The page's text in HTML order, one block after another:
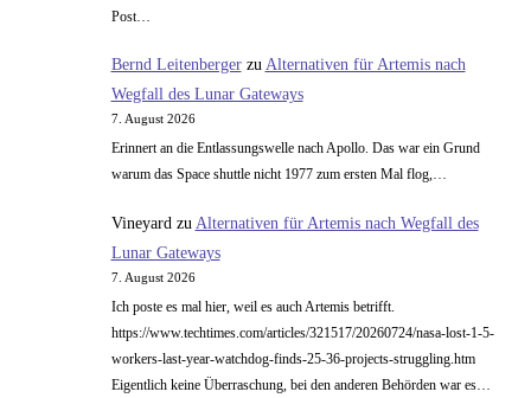
Post…
Bernd Leitenbergerzu Alternativen für Artemis nach
Wegfall des Lunar Gateways
7. August 2026
Erinnert an die Entlassungswelle nach Apollo. Das war ein Grund
warum das Space shuttle nicht 1977 zum ersten Mal flog,…
Vineyard zu Alternativen für Artemis nach Wegfall des
Lunar Gateways
7. August 2026
Ich poste es mal hier, weil es auch Artemis betrifft.
https://www.techtimes.com/articles/321517/20260724/nasa-lost-1-5-
workers-last-year-watchdog-finds-25-36-projects-struggling.htm
Eigentlich keine Überraschung, bei den anderen Behörden war es…